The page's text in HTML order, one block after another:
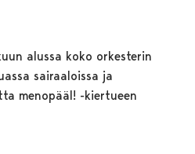
alussa koko orkesterin
sairaaloissa ja
menopääl! -kiertueen